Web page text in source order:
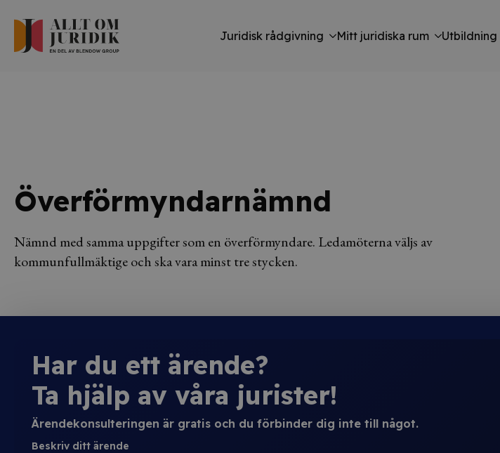
Juridisk rådgivning Mitt juridiska rum Utbildning
Överförmyndarnämnd
Nämnd med samma uppgifter som en överförmyndare. Ledamöterna väljs av
kommunfullmäktige och ska vara minst tre stycken.
Har du ett ärende?
Ta hjälp av våra jurister!
Ärendekonsulteringen är gratis och du förbinder dig inte till något.
Beskriv ditt ärende